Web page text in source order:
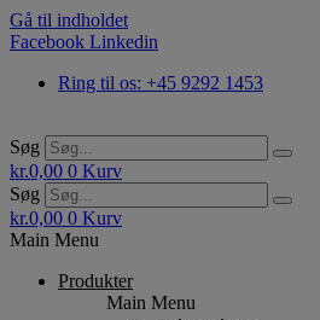
Gå til indholdet
Facebook Linkedin
Ring til os: +45 9292 1453
Søg
kr.0,00 0 Kurv
Søg
kr.0,00 0 Kurv
Main Menu
Produkter
Main Menu